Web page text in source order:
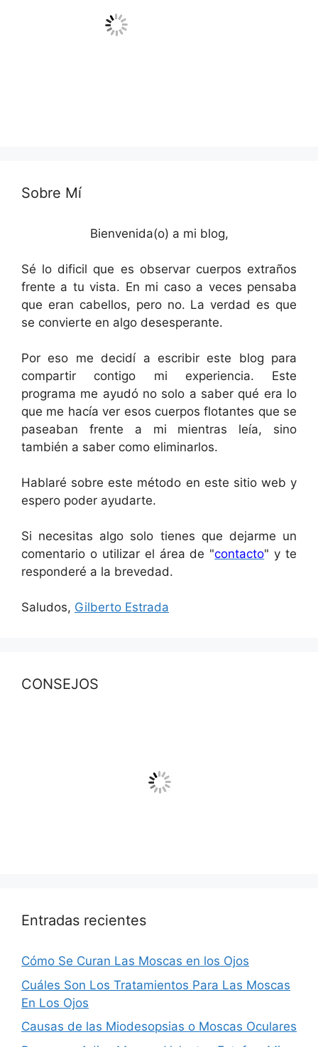
Sobre Mí
Bienvenida(o) a mi blog,
Sé lo dificil que es observar cuerpos extraños
frente a tu vista. En mi caso a veces pensaba
que eran cabellos, pero no. La verdad es que
se convierte en algo desesperante.
Por eso me decidí a escribir este blog para
compartir contigo mi experiencia. Este
programa me ayudó no solo a saber qué era lo
que me hacía ver esos cuerpos flotantes que se
paseaban frente a mi mientras leía, sino
también a saber como eliminarlos.
Hablaré sobre este método en este sitio web y
espero poder ayudarte.
Si necesitas algo solo tienes que dejarme un
comentario o utilizar el área de "contacto" y te
responderé a la brevedad.
Saludos, Gilberto Estrada
CONSEJOS
Entradas recientes
Cómo Se Curan Las Moscas en los Ojos
Cuáles Son Los Tratamientos Para Las Moscas
En Los Ojos
Causas de las Miodesopsias o Moscas Oculares